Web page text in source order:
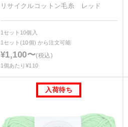
リサイクルコットン毛糸 レッド
1セット10個入
1セット(10個) から注文可能
¥1,100〜(税込)
1個あたり¥110